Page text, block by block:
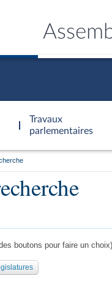
Travaux
parlementaires
boutons pour faire un choix)